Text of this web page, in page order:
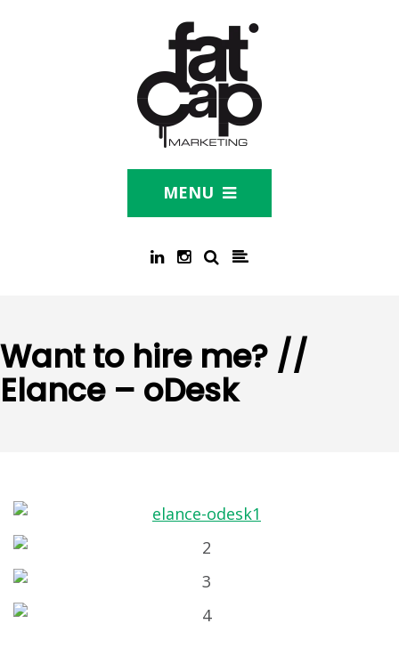
MENU
Want to hire me? //
Elance – oDesk